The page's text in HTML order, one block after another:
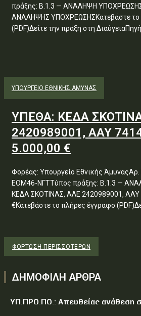
πράξης: Β.1.3 — ΑΝΑΛΗΨΗ
ΑΝΑΛΗΨΗΣ ΥΠΟΧΡΕΩΣΗΣΚατεβάστε το
(PDF)Δείτε την πράξη στη
ΥΠΟΥΡΓΕΊΟ ΕΘΝΙΚΉΣ ΆΜΥΝΑΣ
ΥΠΕΘΑ: ΚΕΔΑ
2420989001, ΑΑΥ
5.000,00 €
Φορέας: Υπουργείο Εθνικής
ΕΟΜ46-ΝΓΤΤύπος πράξης: Β.1.3 —
ΚΕΔΑ ΣΚΟΤΙΝΑΣ, ΑΛΕ 2420989001,
€Κατεβάστε το πλήρες έγγραφο
ΦΌΡΤΩΣΗ ΠΕΡΙΣΣΟΤΈΡΩΝ
ΔΗΜΟΦΙΛΗ ΑΡΘΡΑ
ΥΠ.ΠΡΟ.ΠΟ.: Απευθείας ανάθεση
υπηρεσιών κλειδαρά για τη